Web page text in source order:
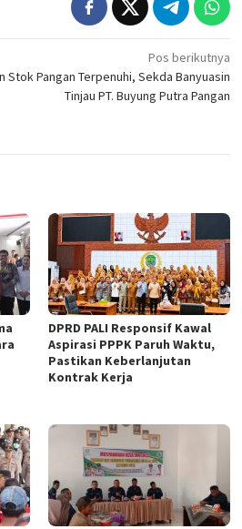
Pos berikutnya
Stok Pangan Terpenuhi, Sekda Banyuasin
Tinjau PT. Buyung Putra Pangan
DPRD PALI Responsif Kawal
Aspirasi PPPK Paruh Waktu,
Pastikan Keberlanjutan
Kontrak Kerja